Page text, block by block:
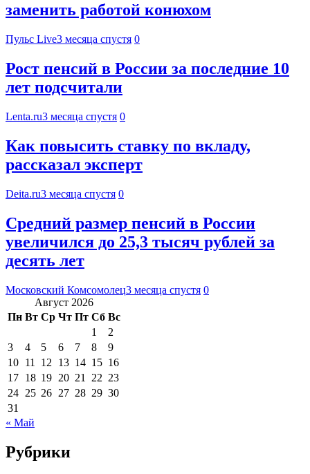
заменить работой конюхом
Пульс Live3 месяца спустя 0
Рост пенсий в России за последние 10
лет подсчитали
Lenta.ru3 месяца спустя 0
Как повысить ставку по вкладу,
рассказал эксперт
Deita.ru3 месяца спустя 0
Средний размер пенсий в России
увеличился до 25,3 тысяч рублей за
десять лет
Московский Комсомолец3 месяца спустя 0
Август 2026
Пн Вт Ср Чт Пт Сб Вс
1
2
3
4 5 6 7 8
9
10 11 12 13 14 15 16
17 18 19 20 21 22 23
24 25 26 27 28 29 30
31
« Май
Рубрики